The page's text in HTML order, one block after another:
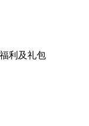
福利 及礼包